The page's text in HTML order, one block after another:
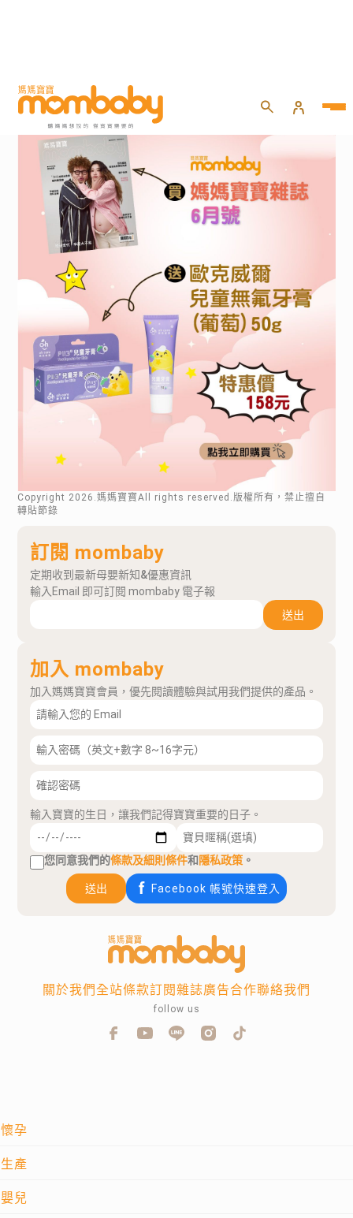
Copyright 2026 .媽媽寶寶All rights reserved.版權所有，禁止擅自
轉貼節錄
訂閱 mombaby
定期收到最新母嬰新知&優惠資訊
輸入Email 即可訂閱 mombaby 電子報
送出
加入 mombaby
加入媽媽寶寶會員，優先閱讀體驗與試用我們提供的產品。
輸入寶寶的生日，讓我們記得寶寶重要的日子。
您同意我們的條款及細則條件和隱私政策 。
送出 Facebook 帳號快速登入
懷孕
生產
嬰兒
關於我們全站條款訂閱雜誌廣告合作聯絡我們
follow us